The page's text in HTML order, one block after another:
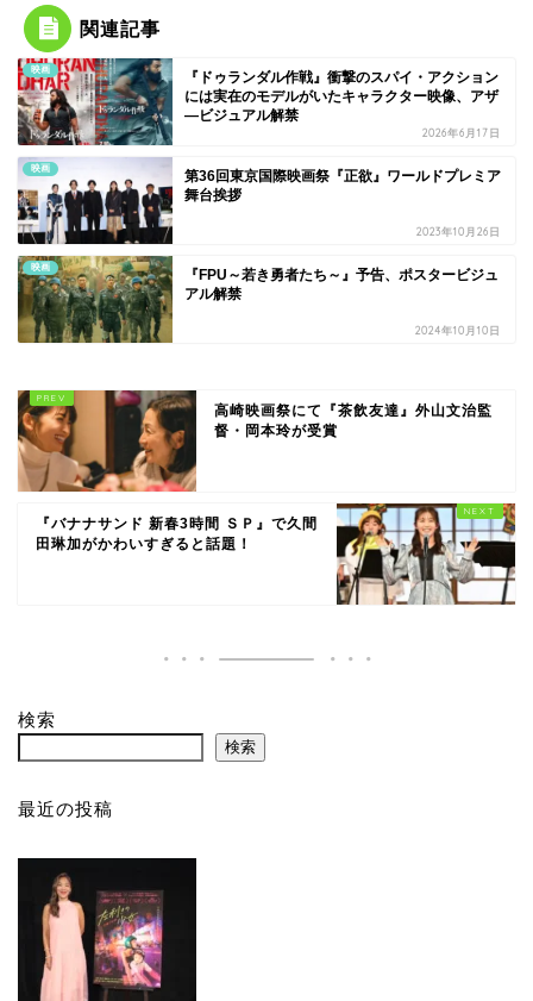
関連記事
映画
『ドゥランダル作戦』衝撃のスパイ・アクション
には実在のモデルがいたキャラクター映像、アザ
―ビジュアル解禁
2026年6月17日
映画
第36回東京国際映画祭『正欲』ワールドプレミア
舞台挨拶
2023年10月26日
映画
『FPU～若き勇者たち～』予告、ポスタービジュ
アル解禁
2024年10月10日
高崎映画祭にて『茶飲友達』外山文治監
督・岡本玲が受賞
『バナナサンド 新春3時間 ＳＰ』で久間
田琳加がかわいすぎると話題！
検索
検索
最近の投稿